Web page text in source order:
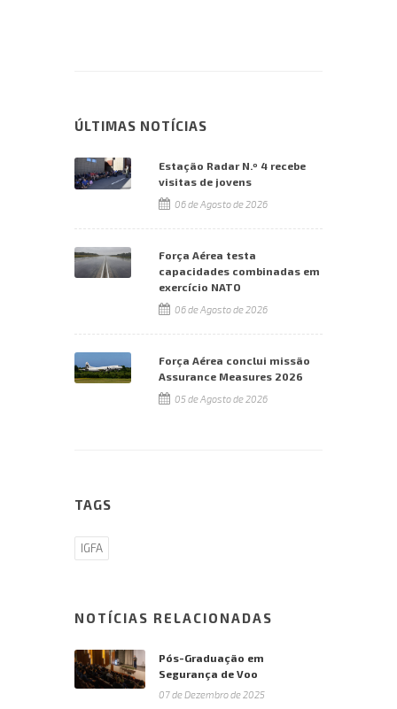
ÚLTIMAS NOTÍCIAS
Estação Radar N.º 4 recebe
visitas de jovens
06 de Agosto de 2026
Força Aérea testa
capacidades combinadas em
exercício NATO
06 de Agosto de 2026
Força Aérea conclui missão
Assurance Measures 2026
05 de Agosto de 2026
TAGS
IGFA
NOTÍCIAS RELACIONADAS
Pós-Graduação em
Segurança de Voo
07 de Dezembro de 2025